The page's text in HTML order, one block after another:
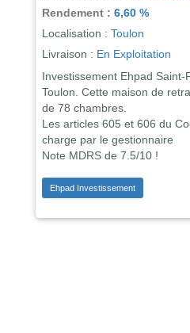
Rendement : 6,60 %
Localisation : Toulon
Livraison : En Exploitation
Investissement Ehpad
Toulon. Cette maison de
de 78 chambres.
Les articles 605 et 606 du
charge par le gestionnaire
Note MDRS de 7.5/10 !
Ehpad Investissement